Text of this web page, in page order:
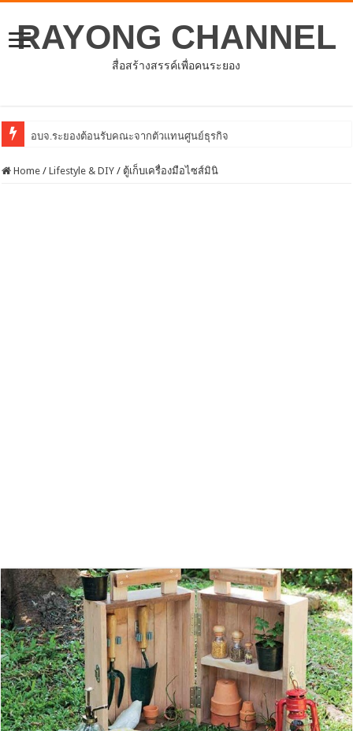
RAYONG CHANNEL
สื่อสร้างสรรค์เพื่อคนระยอง
โ
Home / Lifestyle & DIY / ตู้เก็บเครื่องมือไซส์มินิ